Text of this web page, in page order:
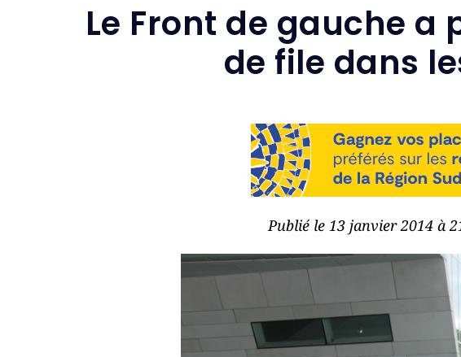
Le Front de gauche a
de file dans
Publié le 13 janvier 2014 à